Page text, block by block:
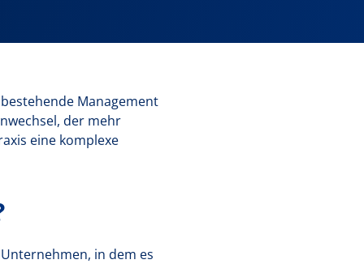
Management
der mehr
eine komplexe
in dem es